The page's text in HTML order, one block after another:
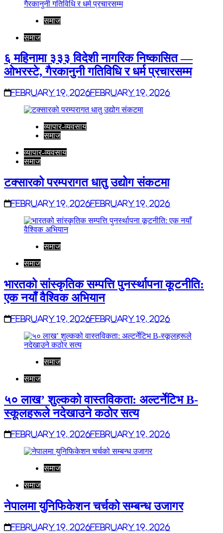
समाज
समाज
६ महिनामा ३३३ विदेशी नागरिक निष्कासित —
ओभरस्टे, गैरकानुनी गतिविधि र धर्म प्रचारसम्म
February 19, 2026February 19, 2026
व्यापार-व्यवसाय
समाज
व्यापार-व्यवसाय
समाज
टक्सारको परम्परागत धातु उद्योग संकटमा
February 19, 2026February 19, 2026
समाज
समाज
भारतको सांस्कृतिक सम्पत्ति पुनर्स्थापना कूटनीति:
एक नयाँ वैश्विक अभियान
February 19, 2026February 19, 2026
समाज
समाज
५० लाख’ शुल्कको वास्तविकता: अल्टर्नेटिभ B-
स्कूलहरूले नदेखाउने कठोर सत्य
February 19, 2026February 19, 2026
समाज
समाज
नेपालमा युनिफिकेशन चर्चको सम्बन्ध उजागर
February 19, 2026February 19, 2026